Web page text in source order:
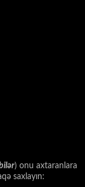
) onu axtaranlara
saxlayın: